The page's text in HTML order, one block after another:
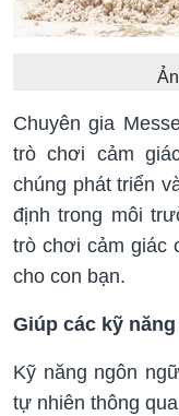
Chuyên gia
trò chơi cảm
chúng phát triển
định trong môi
trò chơi cảm giác
cho con bạn.
Giúp các kỹ
Kỹ năng ngôn
tự nhiên thông